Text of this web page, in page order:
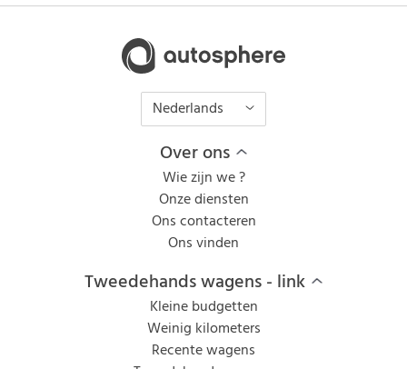
Nederlands
Over ons
Wie zijn we ?
Onze diensten
Ons contacteren
Ons vinden
Tweedehands wagens - link
Kleine budgetten
Weinig kilometers
Recente wagens